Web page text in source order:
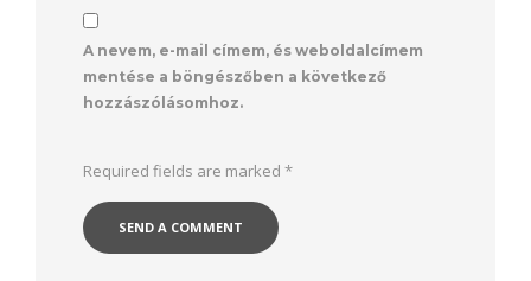
A nevem, e-mail címem, és weboldalcímem
mentése a böngészőben a következő
hozzászólásomhoz.
Required fields are marked *